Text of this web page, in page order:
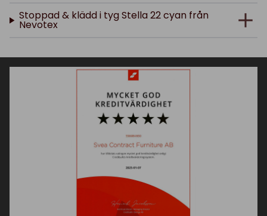
Stoppad & klädd i tyg Stella 22 cyan från
Nevotex